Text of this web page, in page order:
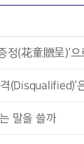
정(花童贈呈)’
(Disqualified)’
말을 쓸까